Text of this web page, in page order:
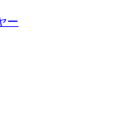
ー